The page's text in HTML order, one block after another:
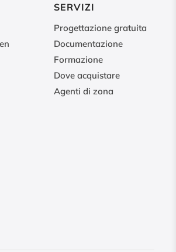
SERVIZI
Progettazione gratuita
Documentazione
Formazione
Dove acquistare
Agenti di zona